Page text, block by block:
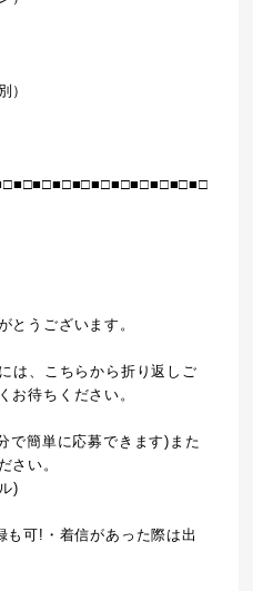
）
とうございます。
は、こちらから折り返しご
お待ちください。
で簡単に応募できます)また
さい。
)
可!・着信があった際は出